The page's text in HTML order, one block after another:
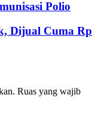
Polio
Dijual Cuma Rp
Ruas yang wajib